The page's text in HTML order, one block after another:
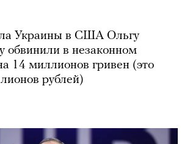
Украины в США Ольгу
обвинили в незаконном
14 миллионов гривен (это
рублей)